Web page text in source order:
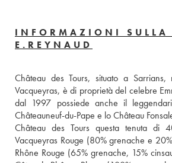
INFORMAZIONI SULLA
E.REYNAUD
Château des Tours, situato a Sarrians,
Vacqueyras, è di proprietà del celebre
dal 1997 possiede anche il
Châteauneuf-du-Pape e lo Château
Château des Tours questa tenuta di
Vacqueyras Rouge (80% grenache e
Rhône Rouge (65% grenache, 15%